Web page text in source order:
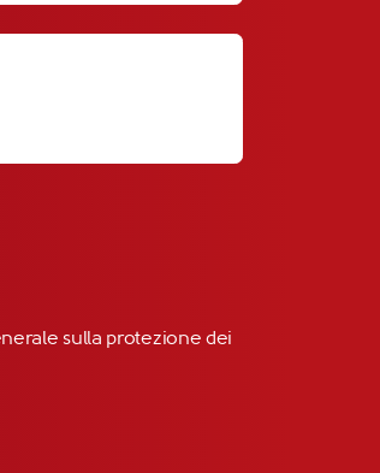
sulla protezione dei